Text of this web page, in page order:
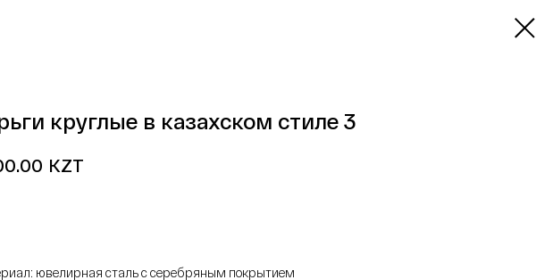
круглые в казахском стиле 3
KZT
ювелирная сталь с серебряным покрытием